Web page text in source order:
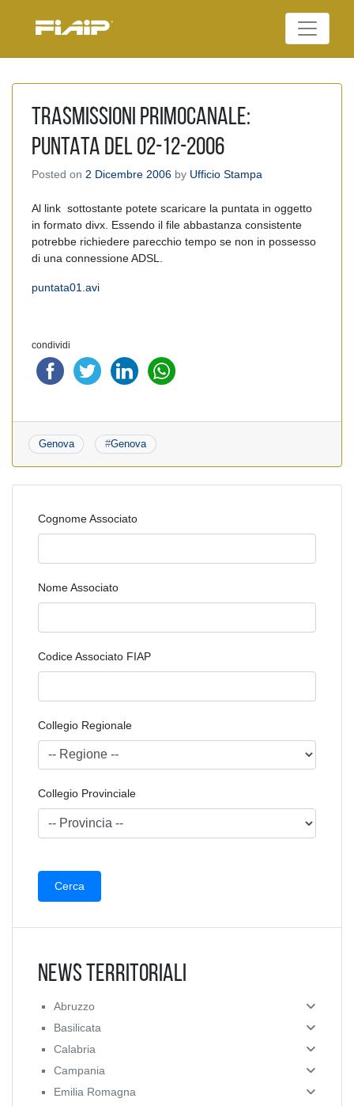
Federazione Italiana
TRASMISSIONI PRIMOCANALE:
PUNTATA DEL 02-12-2006
Posted on 2 Dicembre 2006 by Ufficio Stampa
Al link sottostante potete scaricare la puntata in oggetto
in formato divx. Essendo il file abbastanza consistente
potrebbe richiedere parecchio tempo se non in possesso
di una connessione ADSL.
puntata01.avi
condividi
Genova #Genova
Cognome Associato
Nome Associato
Codice Associato FIAP
Collegio Regionale
Collegio Provinciale
News Territoriali
Abruzzo
Basilicata
Calabria
Campania
Emilia Romagna